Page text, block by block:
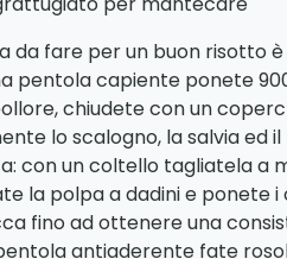
da fare per un buon risotto
pentola capiente ponete
chiudete con un
lo scalogno, la salvia ed
con un coltello tagliatela a
la polpa a dadini e ponete
fino ad ottenere una
antiaderente fate